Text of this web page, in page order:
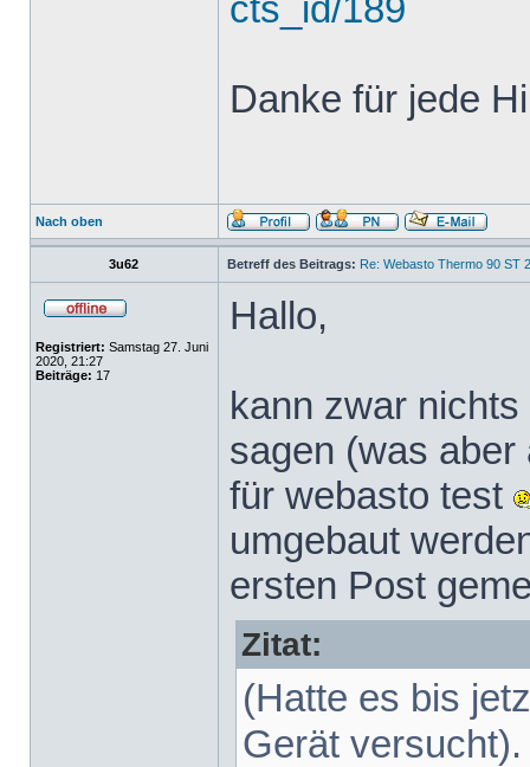
cts_id/189
Danke für jede
Nach oben
3u62 Betreff des Beitrags: Re: Webasto Thermo 90 ST
Registriert: Samstag 27. Juni
2020, 21:27
Beiträge: 17
Hallo,
kann zwar
sagen (was aber
für webasto test
umgebaut
ersten Post
Zitat:
(Hatte es bis
Gerät versucht).